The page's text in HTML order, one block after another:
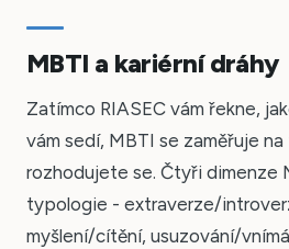
MBTI a kariérní dráhy
Zatímco RIASEC vám řekne,
vám sedí, MBTI se zaměřuje
rozhodujete se. Čtyři dimenze
typologie - extraverze/
myšlení/cítění, usuzování/